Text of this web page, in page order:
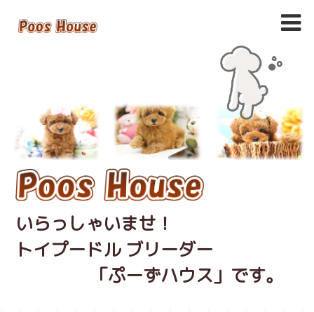
いらっしゃいませ！
トイプードル ブリーダー
「ぷーずハウス」です。